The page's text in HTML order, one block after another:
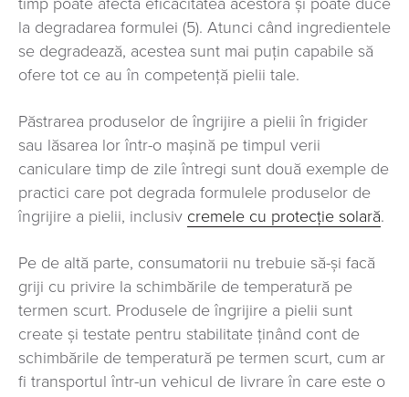
la degradarea formulei (5). Atunci când ingredientele
se degradează, acestea sunt mai puțin capabile să
ofere tot ce au în competență pielii tale.
Păstrarea produselor de îngrijire a pielii în frigider
sau lăsarea lor într-o mașină pe timpul verii
caniculare timp de zile întregi sunt două exemple de
practici care pot degrada formulele produselor de
îngrijire a pielii, inclusiv cremele cu protecție solară.
Pe de altă parte, consumatorii nu trebuie să-și facă
griji cu privire la schimbările de temperatură pe
termen scurt. Produsele de îngrijire a pielii sunt
create și testate pentru stabilitate ținând cont de
schimbările de temperatură pe termen scurt, cum ar
fi transportul într-un vehicul de livrare în care este o